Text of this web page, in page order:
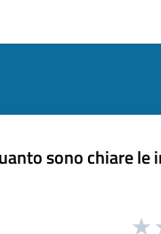
sono chiare